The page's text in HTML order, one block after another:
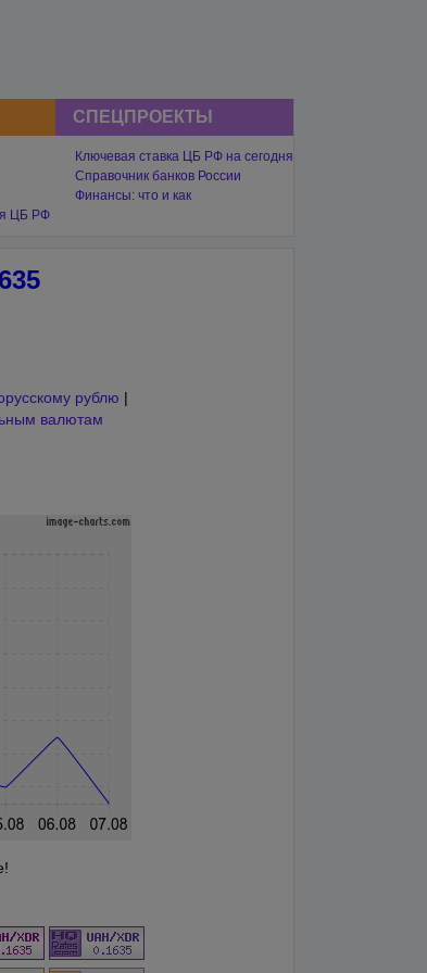
ЦБ РФ
СПЕЦПРОЕКТЫ
Ключевая ставка ЦБ РФ на сегодня
Справочник банков России
Финансы: что и как
рублю |
валютам